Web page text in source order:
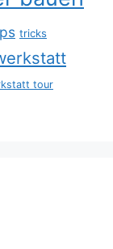
tricks
tour